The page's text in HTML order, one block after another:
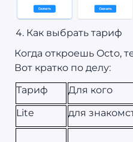
Как выбрать тариф
Когда откроешь Octo,
Вот кратко по делу:
Тариф
Для кого
Lite
для